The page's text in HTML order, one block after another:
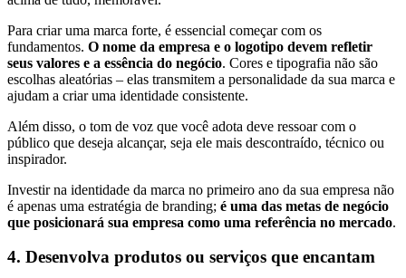
Para criar uma marca forte, é essencial começar com os
fundamentos. O nome da empresa e o logotipo devem refletir
seus valores e a essência do negócio. Cores e tipografia não são
escolhas aleatórias – elas transmitem a personalidade da sua marca e
ajudam a criar uma identidade consistente.
Além disso, o tom de voz que você adota deve ressoar com o
público que deseja alcançar, seja ele mais descontraído, técnico ou
inspirador.
Investir na identidade da marca no primeiro ano da sua empresa não
é apenas uma estratégia de branding; é uma das metas de negócio
que posicionará sua empresa como uma referência no mercado.
4. Desenvolva produtos ou serviços que encantam